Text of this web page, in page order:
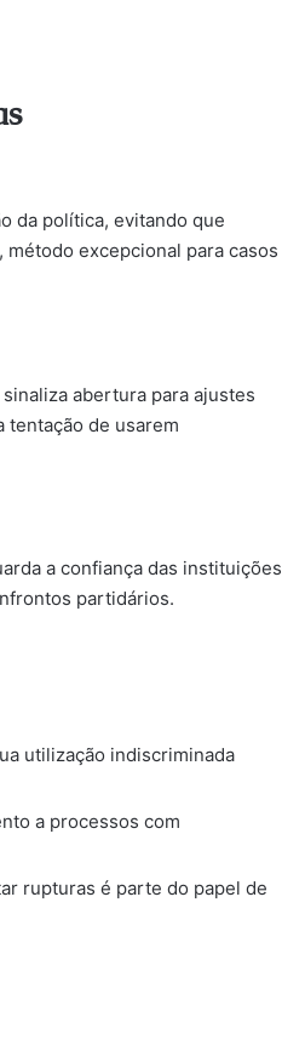
da política, evitando que
excepcional para casos
abertura para ajustes
de usarem
a confiança das instituições
partidários.
utilização indiscriminada
a processos com
rupturas é parte do papel de